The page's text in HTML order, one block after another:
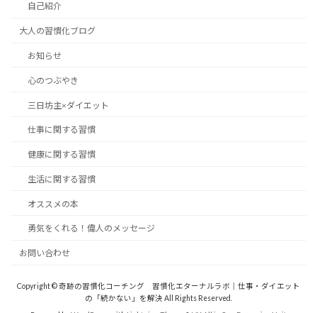
自己紹介
大人の習慣化ブログ
お知らせ
心のつぶやき
三日坊主×ダイエット
仕事に関する習慣
健康に関する習慣
生活に関する習慣
オススメの本
勇気をくれる！偉人のメッセージ
お問い合わせ
Copyright © 奇跡の習慣化コーチング 習慣化エターナルラボ｜仕事・ダイエット
の「続かない」を解決 All Rights Reserved.